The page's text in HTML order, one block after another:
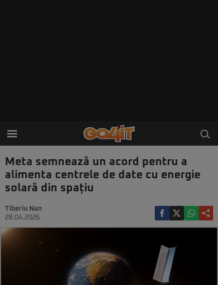
Meta semnează un acord pentru a
alimenta centrele de date cu energie
solară din spațiu
Tiberiu Nan
28.04.2026